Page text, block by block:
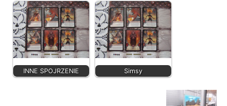
INNE SPOJRZENIE Simsy